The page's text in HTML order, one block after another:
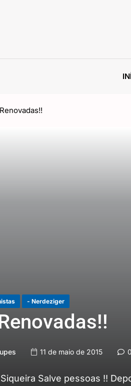
- Nerdeziger
11 de maio de 2015
Salve pessoas !!